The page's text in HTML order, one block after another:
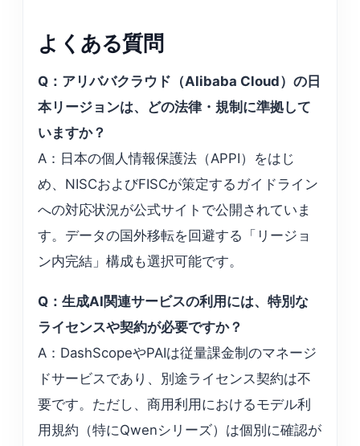
よくある質問
Q：アリババクラウド（Alibaba Cloud）の日
本リージョンは、どの法律・規制に準拠して
いますか？
A：日本の個人情報保護法（APPI）をはじ
め、NISCおよびFISCが策定するガイドライン
への対応状況が公式サイトで公開されていま
す。データの国外移転を回避する「リージョ
ン内完結」構成も選択可能です。
Q：生成AI関連サービスの利用には、特別な
ライセンスや契約が必要ですか？
A：DashScopeやPAIは従量課金制のマネージ
ドサービスであり、別途ライセンス契約は不
要です。ただし、商用利用におけるモデル利
用規約（特にQwenシリーズ）は個別に確認が